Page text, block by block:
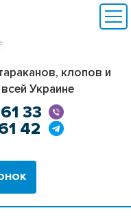
клопов и
Украине
33
42